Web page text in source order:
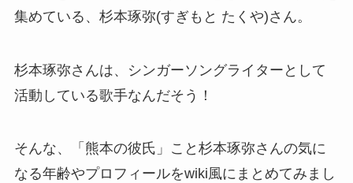
集めている、杉本琢弥(すぎもと たくや)さん。
杉本琢弥さんは、シンガーソングライターとして
活動している歌手なんだそう！
そんな、「熊本の彼氏」こと杉本琢弥さんの気に
なる年齢やプロフィールをwiki風にまとめてみまし